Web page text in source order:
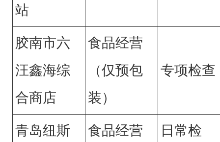
站
胶南市六
汪鑫海综
合商店
食品经营
（仅预包
装）
专项检查
青岛纽斯
食品经营
日常检